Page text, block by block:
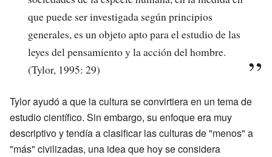
que puede ser investigada según principios
generales, es un objeto apto para el estudio de las
leyes del pensamiento y la acción del hombre.
(Tylor, 1995: 29)
Tylor ayudó a que la cultura se convirtiera en un tema de
estudio científico. Sin embargo, su enfoque era muy
descriptivo y tendía a clasificar las culturas de "menos" a
"más" civilizadas, una idea que hoy se considera